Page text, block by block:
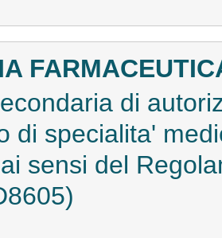
di
di specialita'
sensi del